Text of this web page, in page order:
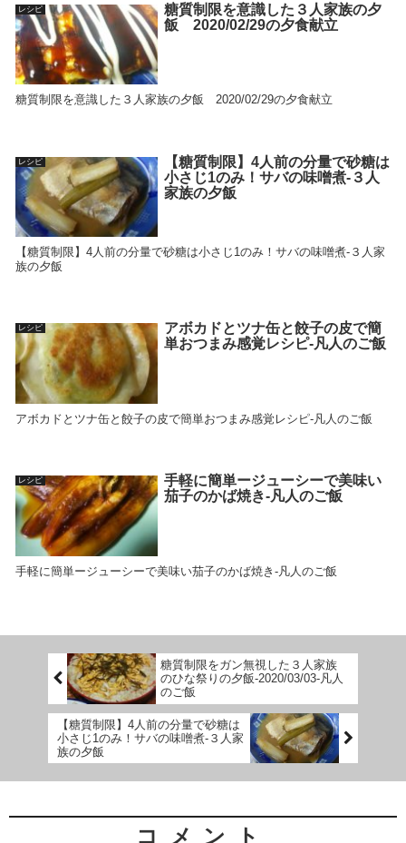
レシピ
糖質制限を意識した３人家族の夕
飯 2020/02/29の夕食献立
糖質制限を意識した３人家族の夕飯 2020/02/29の夕食献立
レシピ
【糖質制限】4人前の分量で砂糖は
小さじ1のみ！サバの味噌煮-３人
家族の夕飯
【糖質制限】4人前の分量で砂糖は小さじ1のみ！サバの味噌煮-３人家
族の夕飯
レシピ
アボカドとツナ缶と餃子の皮で簡
単おつまみ感覚レシピ-凡人のご飯
アボカドとツナ缶と餃子の皮で簡単おつまみ感覚レシピ-凡人のご飯
レシピ
手軽に簡単ージューシーで美味い
茄子のかば焼き-凡人のご飯
手軽に簡単ージューシーで美味い茄子のかば焼き-凡人のご飯
糖質制限をガン無視した３人家族
のひな祭りの夕飯-2020/03/03-凡人
のご飯
【糖質制限】4人前の分量で砂糖は
小さじ1のみ！サバの味噌煮-３人家
族の夕飯
コメント